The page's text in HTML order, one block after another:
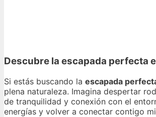
Descubre la escapada perfecta
Si estás buscando la escapada
plena naturaleza. Imagina despertar
de tranquilidad y conexión con el
energías y volver a conectar contigo